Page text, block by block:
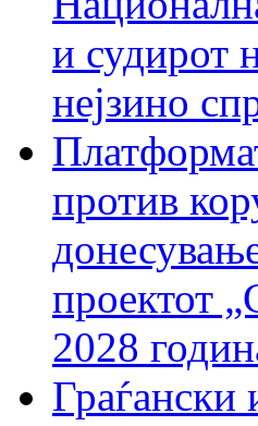
и судирот
нејзино
против
проектот
2028
Граѓански